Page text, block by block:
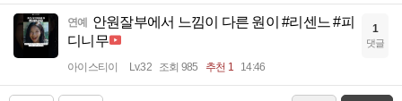
연예
안원잘부에서 느낌이 다른 원이 #리센느 #피
디니무
아이스티이 Lv.32 조회 985 추천 1 14:46
1
댓글